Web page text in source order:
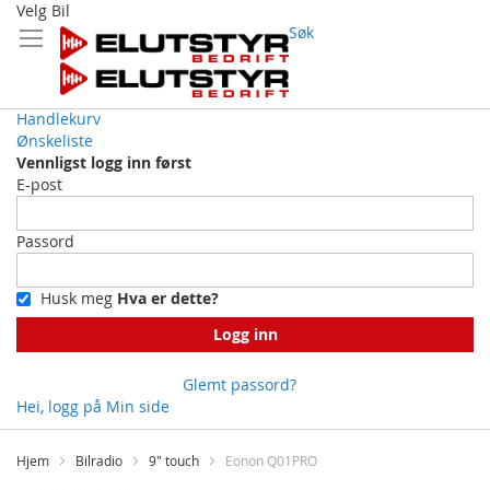
Velg Bil
Søk
Handlekurv
Ønskeliste
Vennligst logg inn først
E-post
Passord
Husk meg Hva er dette?
Logg inn
Glemt passord?
Hei, logg på Min side
Skip
Content
Hjem Bilradio 9" touch Eonon Q01PRO